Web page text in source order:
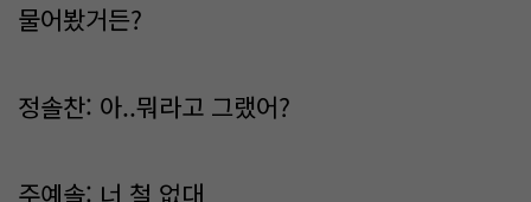
물어봤거든?
정솔찬: 아..뭐라고 그랬어?
주예솔: 너 철 없대